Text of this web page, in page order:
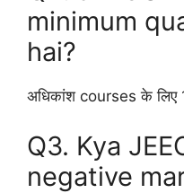
minimum
hai?
अधिकांश courses के लिए
Q3. Kya
negative